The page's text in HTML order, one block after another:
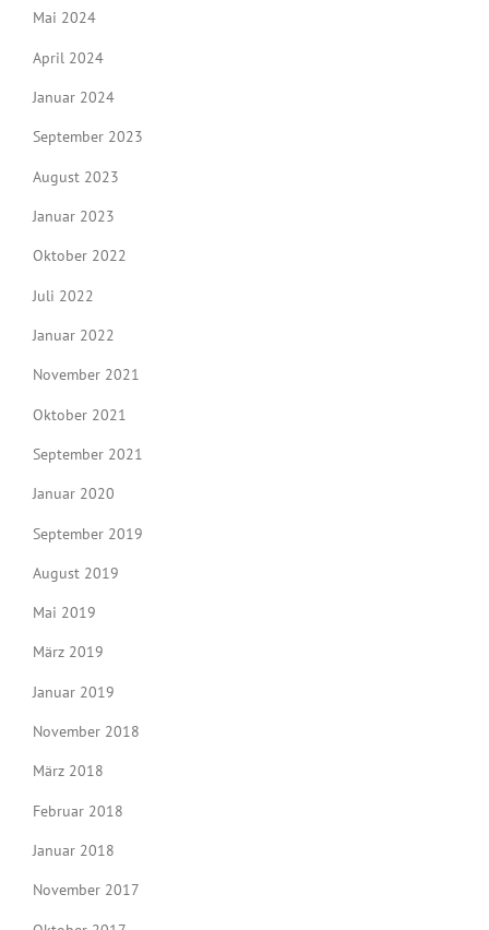
Mai 2024
April 2024
Januar 2024
September 2023
August 2023
Januar 2023
Oktober 2022
Juli 2022
Januar 2022
November 2021
Oktober 2021
September 2021
Januar 2020
September 2019
August 2019
Mai 2019
März 2019
Januar 2019
November 2018
März 2018
Februar 2018
Januar 2018
November 2017